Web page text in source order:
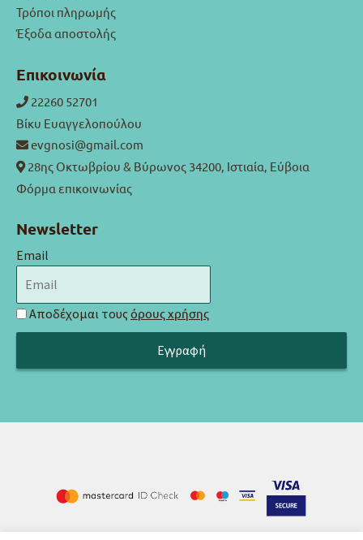
Τρόποι πληρωμής
Έξοδα αποστολής
Επικοινωνία
22260 52701
Βίκυ Ευαγγελοπούλου
evgnosi@gmail.com
28ης Οκτωβρίου & Βύρωνος 34200, Ιστιαία, Εύβοια
Φόρμα επικοινωνίας
Newsletter
Email
Αποδέχομαι τους όρους χρήσης